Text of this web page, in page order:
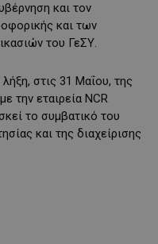
και τον
και των
του ΓεΣΥ.
στις 31 Μαΐου, της
την εταιρεία NCR
το συμβατικό του
και της διαχείρισης